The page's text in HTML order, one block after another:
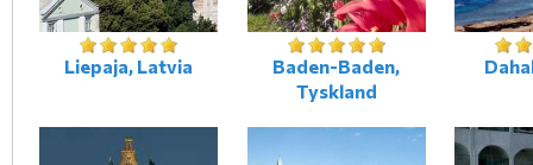
Liepaja, Latvia
Baden-Baden,
Tyskland